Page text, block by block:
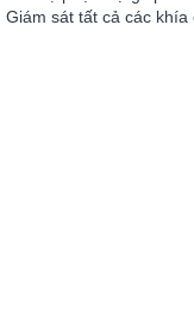
sát tất cả các khía